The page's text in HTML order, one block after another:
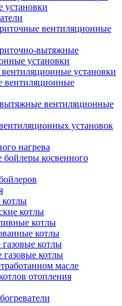
установки
вентиляционные
вытяжные
установки
установки
вентиляционные
вентиляционные
установок
нагрева
косвенного
котлы
котлы
котлы
котлы
котлы
котлы
масле
отопления